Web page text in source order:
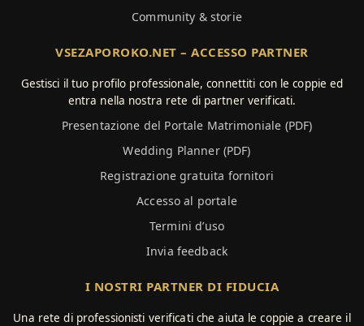
Community & storie
VSEZAPOROKO.NET – ACCESSO PARTNER
Gestisci il tuo profilo professionale, connettiti con le coppie ed
entra nella nostra rete di partner verificati.
Presentazione del Portale Matrimoniale (PDF)
Wedding Planner (PDF)
Registrazione gratuita fornitori
Accesso al portale
Termini d’uso
Invia feedback
I NOSTRI PARTNER DI FIDUCIA
Una rete di professionisti verificati che aiuta le coppie a creare il